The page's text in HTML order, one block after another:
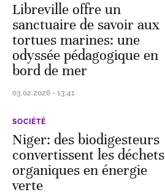
Libreville offre un
sanctuaire de savoir aux
tortues marines: une
odyssée pédagogique en
bord de mer
03.02.2026 - 13:41
SOCIÉTÉ
Niger: des biodigesteurs
convertissent les déchets
organiques en énergie
verte